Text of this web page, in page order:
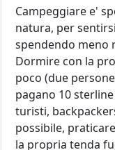
Campeggiare e'
natura, per
spendendo meno
Dormire con la
poco (due
pagano 10
turisti,
possibile,
la propria tenda